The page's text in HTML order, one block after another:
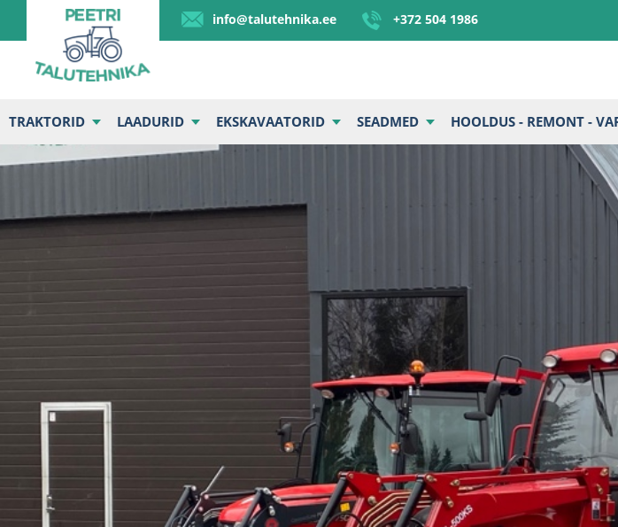
info@talutehnika.ee +372 504 1986
TRAKTORID LAADURID EKSKAVAATORID SEADMED HOOLDUS - REMONT -